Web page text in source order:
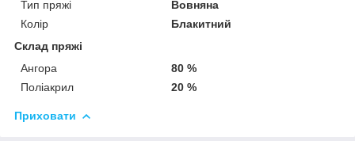
Тип пряжі
Вовняна
Колір
Блакитний
Склад пряжі
Ангора
80 %
Поліакрил
20 %
Приховати